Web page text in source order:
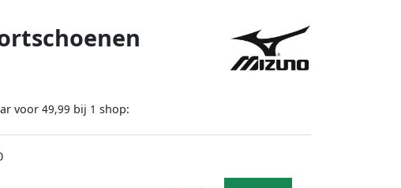
voor 49,99 bij 1 shop: